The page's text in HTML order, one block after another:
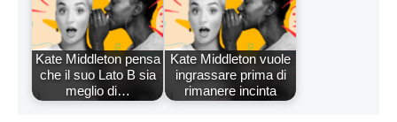
Kate Middleton pensa
che il suo Lato B sia
meglio di…
Kate Middleton vuole
ingrassare prima di
rimanere incinta